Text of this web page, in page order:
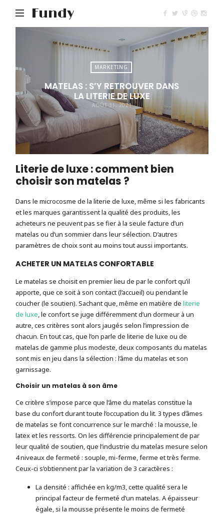
Fundy
MARKETING
MATELAS : S’Y RETROUVER DANS
LA LITERIE DE LUXE
AOÛT 31, 2021
Literie de luxe : comment bien
choisir son matelas ?
Dans le microcosme de la literie de luxe, même si les fabricants
et les marques garantissent la qualité des produits, les
acheteurs ne peuvent pas se fier à la seule facture d’un
matelas ou d’un sommier dans leur sélection. D’autres
paramètres de choix sont au moins tout aussi importants.
ACHETER UN MATELAS CONFORTABLE
Le matelas se choisit en premier lieu de par le confort qu’il
apporte, que ce soit à son contact (l’accueil) ou pendant le
coucher (le soutien). Sachant que, même en matière deliterie
de luxe , le confort se juge différemment d’un dormeur à un
autre, ces critères sont alors jaugés selon l’impression de
chacun. En tout cas, que l’on parle de literie de luxe ou de
matelas de gamme plus modeste, deux composants du matelas
sont mis en jeu dans la sélection : l’âme du matelas et son
garnissage.
Choisir un matelas à son âme
Ce critère s’impose parce que l’âme du matelas constitue la
base du confort durant toute l’occupation du lit. 3 types d’âmes
de matelas se font concurrence sur le marché : la mousse, le
latex et les ressorts. On les différencie principalement de par
leur qualité de soutien, que l’industrie du matelas mesure selon
4 niveaux de fermeté : souple, mi-ferme, ferme et très ferme.
Ceux-ci s’obtiennent par la variation de 3 caractères :
La densité : affichée en kg/m3, cette qualité sera le
principal facteur de fermeté d’un matelas. A épaisseur
égale, si la mousse présente le moins de fermeté